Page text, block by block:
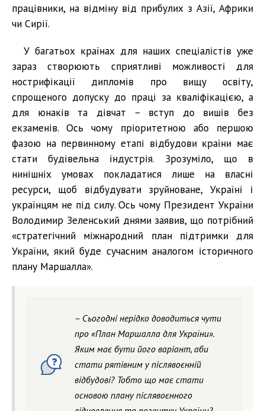
працівники, на відміну від прибулих з Азії, Африки
чи Сирії.
У багатьох країнах для наших спеціалістів уже
зараз створюють сприятливі можливості для
нострифікації дипломів про вищу освіту,
спрощеного допуску до праці за кваліфікацією, а
для юнаків та дівчат – вступ до вишів без
екзаменів. Ось чому пріоритетною або першою
фазою на первинному етапі відбудови країни має
стати будівельна індустрія. Зрозуміло, що в
нинішніх умовах покладатися лише на власні
ресурси, щоб відбудувати зруйноване, Україні і
українцям не під силу. Ось чому Президент України
Володимир Зеленський днями заявив, що потрібний
«стратегічний міжнародний план підтримки для
України, який буде сучасним аналогом історичного
плану Маршалла».
– Сьогодні нерідко доводиться чути
про «План Маршалла для України».
Яким має бути його варіант, аби
стати рятівним у післявоєнній
відбудові? Тобто що має стати
основою плану післявоєнного